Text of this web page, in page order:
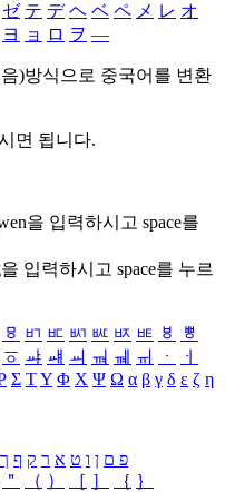
ゼ テ デ ヘ ベ ペ メ レ オ
ヨ ョ ロ ヲ ―
)방식으로 중국어를 변환
면 됩니다.
을 입력하시고 space를
을 입력하시고 space를 누르
ㅱ ㅲ ㅳ ㅴ ㅵ ㅶ ㅷ ㅸ
ㅹ
ㆆ ㆇ ㆈ ㆉ ㆊ ㆋ ㆌ ㆍ
ㆎ
Σ ΤΥ Φ Χ Ψ Ω α β γ δ ε ζ η
פ ם ן ו ט א ר ק ף ך
＂ （ ） ［ ］ ｛ ｝